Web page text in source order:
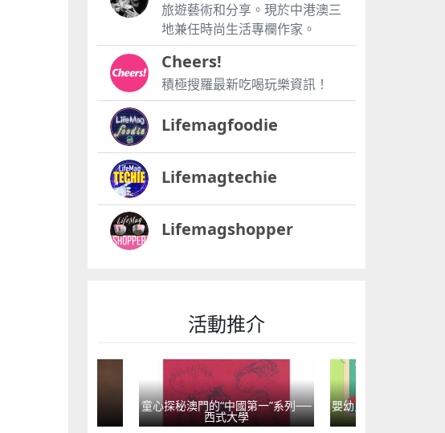
旅遊藝術和分享。現於中港澳三
地兼任時尚生活專欄作家。
Cheers!
積極搜羅最新吃喝玩樂資訊！
Lifemagfoodie
Lifemagtechie
Lifemagshopper
活動推介
童心探秘澳門的“中國第一”系列──
西式大學
嬰幼兒親子閱讀推廣